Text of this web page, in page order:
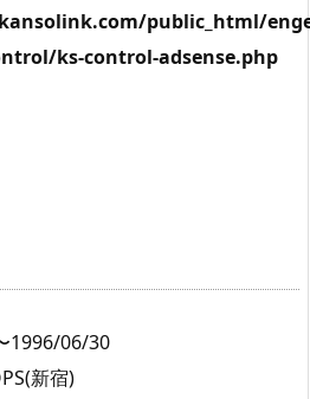
public_html/
ks-control-adsense.php
1996/06/30
新宿)